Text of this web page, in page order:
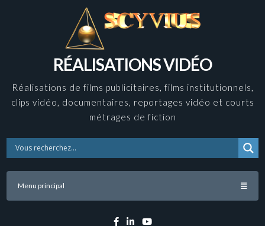
RÉALISATIONS VIDÉO
Réalisations de films publicitaires, films institutionnels,
clips vidéo, documentaires, reportages vidéo et courts
métrages de fiction
Menu principal
Facebook
LinkedinYouTube